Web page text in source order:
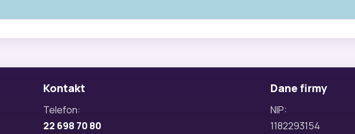
Kontakt
Telefon:
22 698 70 80
Dane firmy
NIP:
1182293154